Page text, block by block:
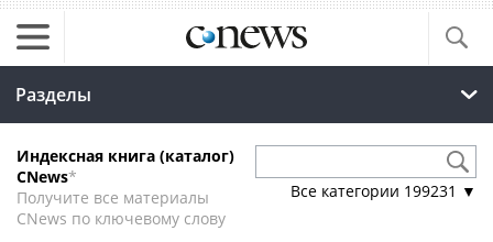
Разделы
Индексная книга (каталог)
CNews*
Получите все материалы
CNews по ключевому слову
Все категории 199231 ▼